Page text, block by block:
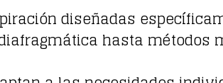
diseñadas
hasta métodos